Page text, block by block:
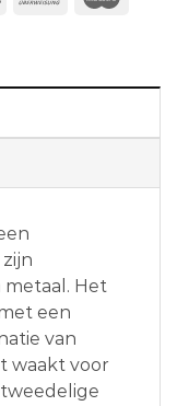
Het
een
van
waakt voor